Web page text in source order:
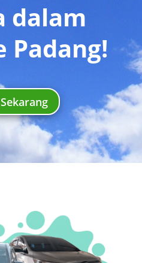
dalam
Padang!